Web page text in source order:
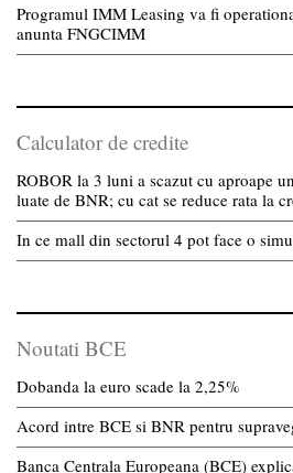
Programul IMM Leasing va fi
anunta FNGCIMM
Calculator de credite
ROBOR la 3 luni a scazut cu aproape
luate de BNR; cu cat se reduce rata la
In ce mall din sectorul 4 pot face o
Noutati BCE
Dobanda la euro scade la 2,25%
Acord intre BCE si BNR pentru
Banca Centrala Europeana (BCE)